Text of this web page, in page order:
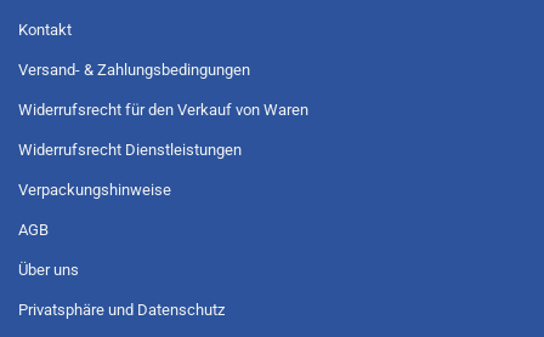
Kontakt
Versand- & Zahlungsbedingungen
Widerrufsrecht für den Verkauf von Waren
Widerrufsrecht Dienstleistungen
Verpackungshinweise
AGB
Über uns
Privatsphäre und Datenschutz